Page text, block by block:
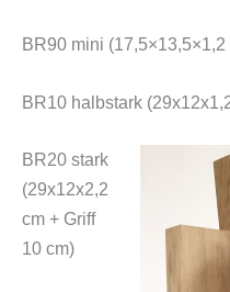
BR90 mini (17,5×13,5×1,2
BR10 halbstark
BR20 stark
(29x12x2,2
cm + Griff
10 cm)